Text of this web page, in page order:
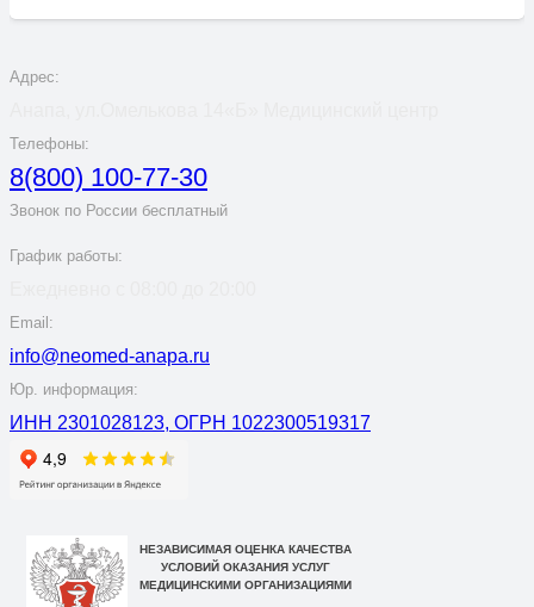
Адрес:
Телефоны:
8(800) 100-77-30
Звонок по России бесплатный
График работы:
Email:
info@neomed-anapa.ru
Юр. информация:
ИНН 2301028123, ОГРН 1022300519317